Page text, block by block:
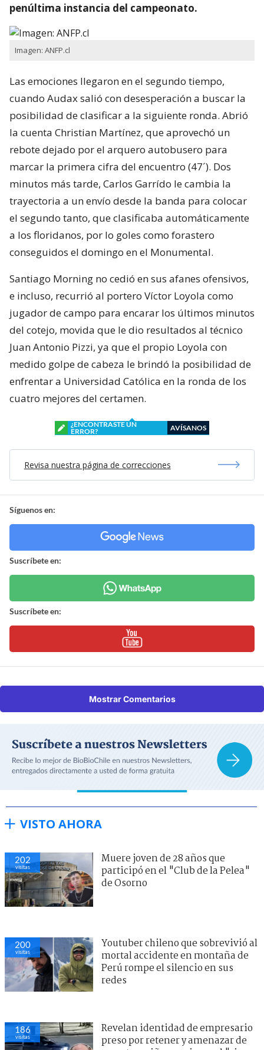
penúltima instancia del campeonato.
Imagen: ANFP.cl
Las emociones llegaron en el segundo tiempo,
cuando Audax salió con desesperación a buscar la
posibilidad de clasificar a la siguiente ronda. Abrió
la cuenta Christian Martínez, que aprovechó un
rebote dejado por el arquero autobusero para
marcar la primera cifra del encuentro (47´). Dos
minutos más tarde, Carlos Garrído le cambia la
trayectoria a un envío desde la banda para colocar
el segundo tanto, que clasificaba automáticamente
a los floridanos, por lo goles como forastero
conseguidos el domingo en el Monumental.
Santiago Morning no cedió en sus afanes ofensivos,
e incluso, recurrió al portero Víctor Loyola como
jugador de campo para encarar los últimos minutos
del cotejo, movida que le dio resultados al técnico
Juan Antonio Pizzi, ya que el propio Loyola con
medido golpe de cabeza le brindó la posibilidad de
enfrentar a Universidad Católica en la ronda de los
cuatro mejores del certamen.
¿ENCONTRASTE UN
ERROR?
AVÍSANOS
Revisa nuestra página de correcciones
Síguenos en:
Suscríbete en:
Suscríbete en:
Mostrar Comentarios
VISTO AHORA
202
visitas
Muere joven de 28 años que
participó en el "Club de la Pelea"
de Osorno
200
visitas
Youtuber chileno que sobrevivió al
mortal accidente en montaña de
Perú rompe el silencio en sus
redes
186
visitas
Revelan identidad de empresario
preso por retener y amenazar de